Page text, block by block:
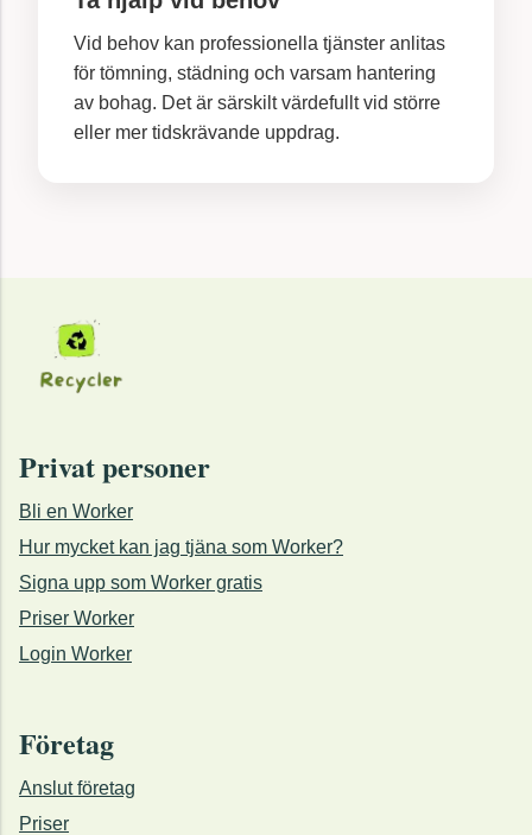
Vid behov kan professionella tjänster anlitas
för tömning, städning och varsam hantering
av bohag. Det är särskilt värdefullt vid större
eller mer tidskrävande uppdrag.
Privat personer
Bli en Worker
Hur mycket kan jag tjäna som Worker?
Signa upp som Worker gratis
Priser Worker
Login Worker
Företag
Anslut företag
Priser